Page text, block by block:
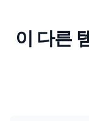
이 다른